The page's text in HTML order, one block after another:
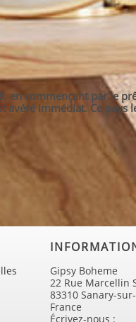
en commençant par
immédiat. Ce
Gipsy Boheme
22 Rue Marcellin
83310 Sanary-
France
Écrivez-nous :